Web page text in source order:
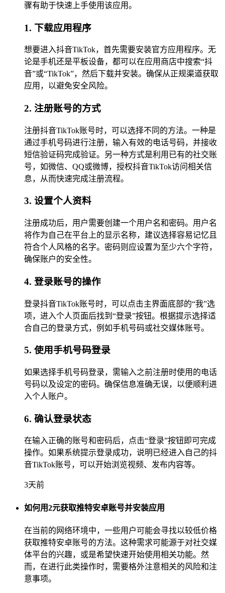
骤有助于快速上手使用该应用。
1. 下载应用程序
想要进入抖音TikTok，首先需要安装官方应用程序。无
论是手机还是平板设备，都可以在应用商店中搜索“抖
音”或“TikTok”，然后下载并安装。确保从正规渠道获取
应用，以避免安全风险。
2. 注册账号的方式
注册抖音TikTok账号时，可以选择不同的方法。一种是
通过手机号码进行注册，输入有效的电话号码，并接收
短信验证码完成验证。另一种方式是利用已有的社交账
号，如微信、QQ或微博，授权抖音TikTok访问相关信
息，从而快速完成注册流程。
3. 设置个人资料
注册成功后，用户需要创建一个用户名和密码。用户名
将作为自己在平台上的显示名称，建议选择容易记忆且
符合个人风格的名字。密码则应设置为至少六个字符，
确保账户的安全性。
4. 登录账号的操作
登录抖音TikTok账号时，可以点击主界面底部的“我”选
项，进入个人页面后找到“登录”按钮。根据提示选择适
合自己的登录方式，例如手机号码或社交媒体账号。
5. 使用手机号码登录
如果选择手机号码登录，需输入之前注册时使用的电话
号码以及设定的密码。确保信息准确无误，以便顺利进
入个人账户。
6. 确认登录状态
在输入正确的账号和密码后，点击“登录”按钮即可完成
操作。如果系统提示登录成功，说明已经进入自己的抖
音TikTok账号，可以开始浏览视频、发布内容等。
3天前
如何用2元获取推特安卓账号并安装应用
在当前的网络环境中，一些用户可能会寻找以较低价格
获取推特安卓账号的方法。这种需求可能源于对社交媒
体平台的兴趣，或是希望快速开始使用相关功能。然
而，在进行此类操作时，需要格外注意相关的风险和注
意事项。